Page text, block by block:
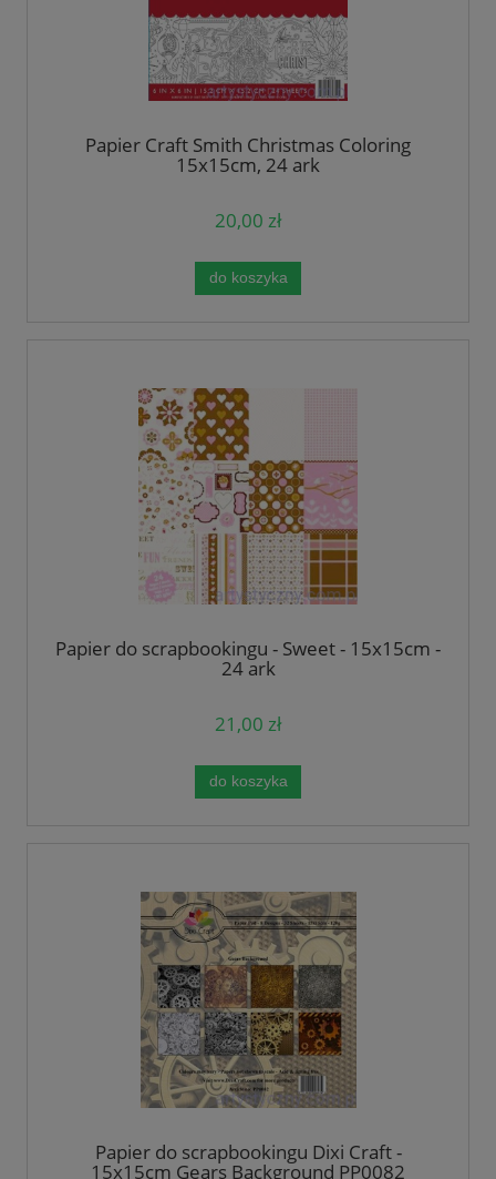
Papier Craft Smith Christmas Coloring
15x15cm, 24 ark
20,00 zł
do koszyka
Papier do scrapbookingu - Sweet - 15x15cm -
24 ark
21,00 zł
do koszyka
Papier do scrapbookingu Dixi Craft -
15x15cm Gears Background PP0082